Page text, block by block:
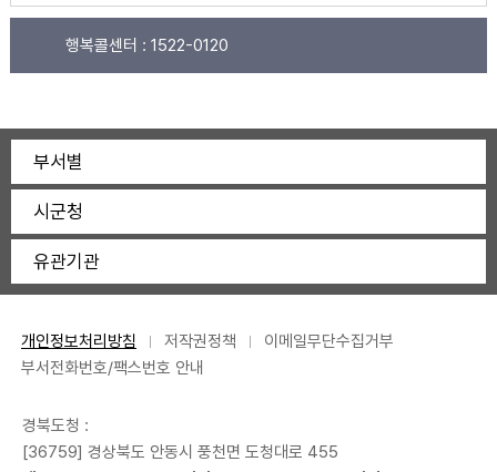
행복콜센터 : 1522-0120
부서별
시군청
유관기관
개인정보처리방침 저작권정책
이메일무단수집거부
부서전화번호/팩스번호 안내
경북도청 :
[36759] 경상북도 안동시 풍천면 도청대로 455